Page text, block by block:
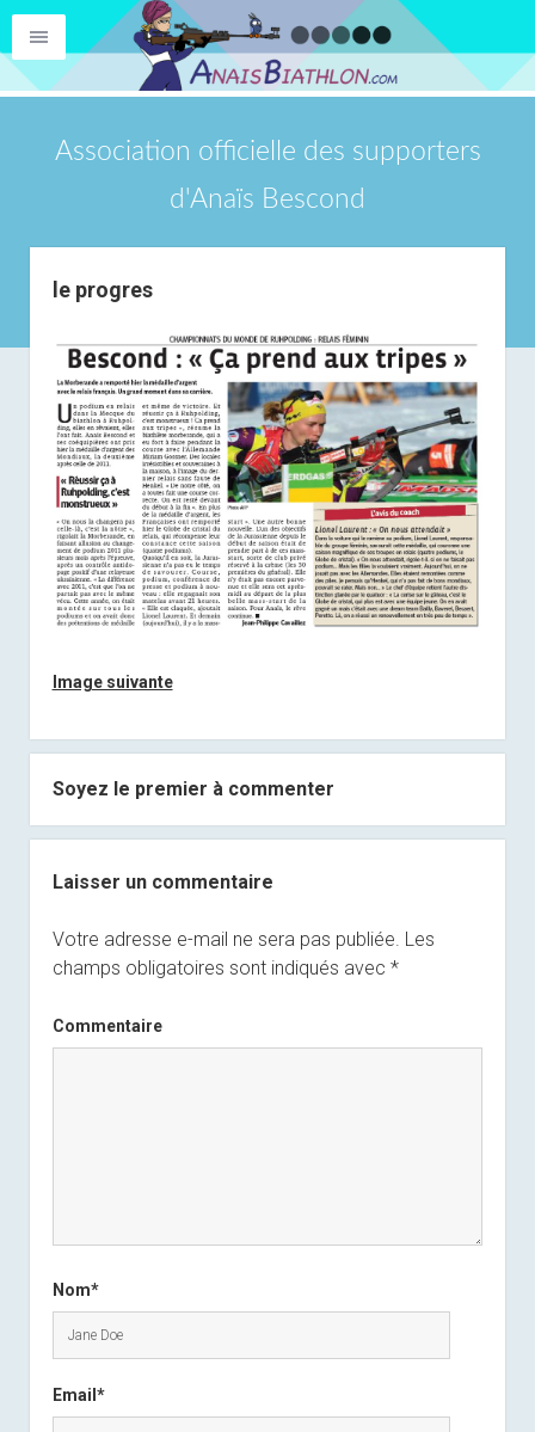
Association officielle des supporters
d'Anaïs Bescond
le progres
Image suivante
Soyez le premier à commenter
Laisser un commentaire
Votre adresse e-mail ne sera pas publiée. Les
champs obligatoires sont indiqués avec *
Commentaire
Nom*
Email*